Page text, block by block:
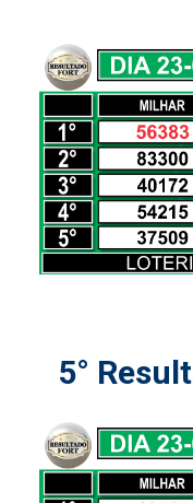
5°